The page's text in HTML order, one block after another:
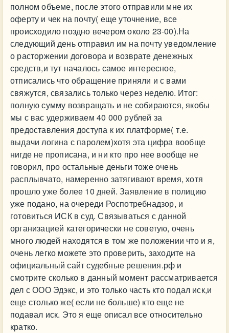
полном объеме, после этого отправили мне их
оферту и чек на почту( еще уточнение, все
происходило поздно вечером около 23-00).На
следующий день отправил им на почту уведомление
о расторжении договора и возврате денежных
средств,и тут началось самое интересное,
отписались что обращение приняли и с вами
свяжутся, связались только через неделю. Итог:
полную сумму возвращать и не собираются, якобы
мы с вас удерживаем 40 000 рублей за
предоставления доступа к их платформе( т.е.
выдачи логина с паролем)хотя эта цифра вообще
нигде не прописана, и ни кто про нее вообще не
говорил, про остальные деньги тоже очень
расплывчато, намеренно затягивают время, хотя
прошло уже более 10 дней. Заявление в полицию
уже подано, на очереди Роспотребнадзор, и
готовиться ИСК в суд. Связываться с данной
организацией категорически не советую, очень
много людей находятся в том же положении что и я,
очень легко можете это проверить, заходите на
официальный сайт судебные решения.рф и
смотрите сколько в данный момент рассматривается
дел с ООО Эдэкс, и это только часть кто подал иск,и
еще столько же( если не больше) кто еще не
подавал иск. Это я еще описал все относительно
кратко.